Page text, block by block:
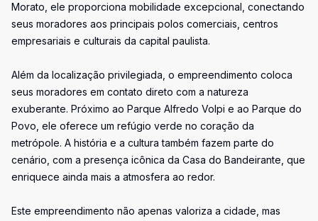
Morato, ele proporciona mobilidade excepcional, conectando
seus moradores aos principais polos comerciais, centros
empresariais e culturais da capital paulista.
Além da localização privilegiada, o empreendimento coloca
seus moradores em contato direto com a natureza
exuberante. Próximo ao Parque Alfredo Volpi e ao Parque do
Povo, ele oferece um refúgio verde no coração da
metrópole. A história e a cultura também fazem parte do
cenário, com a presença icônica da Casa do Bandeirante, que
enriquece ainda mais a atmosfera ao redor.
Este empreendimento não apenas valoriza a cidade, mas